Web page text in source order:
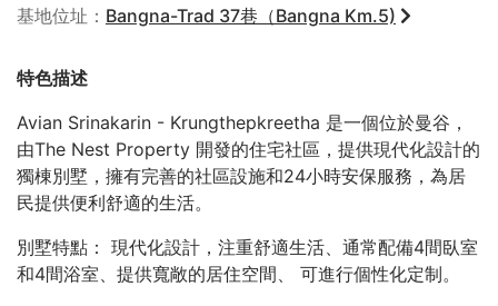
基地位址 Bangna-Trad 37巷（Bangna Km.5)
特色描述
Avian Srinakarin - Krungthepkreetha 是一個位於曼谷，
由The Nest Property 開發的住宅社區，提供現代化設計的
獨棟別墅，擁有完善的社區設施和24小時安保服務，為居
民提供便利舒適的生活。
別墅特點： 現代化設計，注重舒適生活、通常配備4間臥室
和4間浴室、提供寬敞的居住空間、 可進行個性化定制。